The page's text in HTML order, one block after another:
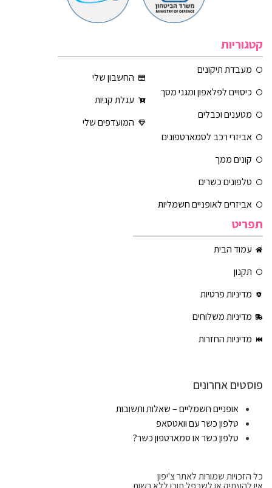
קטגוריות
מעבדת תיקונים
כיסויים לפלאפון ומגני מסך
מטענים וכבלים
אביזרי רכב לסמארטפונים
קונים ממך
טלפונים כשרים
אביזרים לאופניים חשמליות
החשבון שלי
עגלת קניות
המועדפים שלי
תפריט
עמוד הבית
תקנון
מדיניות פרטיות
מדיניות משלוחים
מדיניות החזרות
פוסטים אחרונים
אופניים חשמליים – שאלות ותשובות
טלפון כשר עם וואטסאפ
טלפון כשר או סמארטפון כשר?
כל הזכויות שמורות לאתר צ'יפון